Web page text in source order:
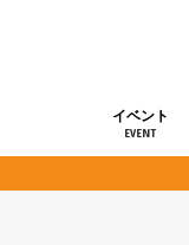
イベント
EVENT